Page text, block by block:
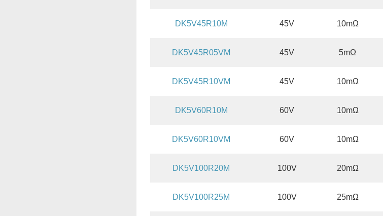
DK5V45R10M 45V 10mΩ
DK5V45R05VM 45V 5mΩ
DK5V45R10VM 45V 10mΩ
DK5V60R10M 60V 10mΩ
DK5V60R10VM 60V 10mΩ
DK5V100R20M 100V 20mΩ
DK5V100R25M 100V 25mΩ